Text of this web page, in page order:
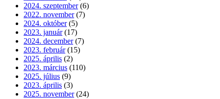
2024. szeptember (6)
2022. november (7)
2024. október (5)
2023. január (17)
2024. december (7)
2023. február (15)
2025. április (2)
2023. március (110)
2025. július (9)
2023. április (3)
2025. november (24)